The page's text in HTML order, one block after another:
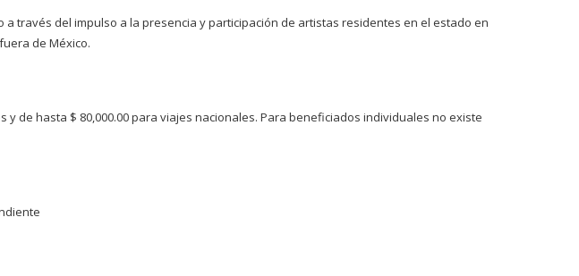
través del impulso a la presencia y participación de artistas residentes en el estado en
de México.
de hasta $ 80,000.00 para viajes nacionales. Para beneficiados individuales no existe